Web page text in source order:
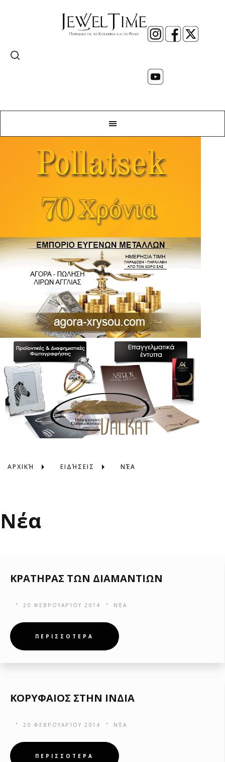
ΑΡΧΙΚΉ ΕΙΔΉΣΕΙΣ ΝΈΑ
Νέα
ΚΡΑΤΗΡΑΣ ΤΩΝ ΔΙΑΜΑΝΤΙΩΝ
20 ΦΕΒΡΟΥΑΡΊΟΥ 2014 ΝΈΑ
ΠΕΡΙΣΣΟΤΕΡΑ
ΚΟΡΥΦΑΙΟΣ ΣΤΗΝ ΙΝΔΙΑ
20 ΦΕΒΡΟΥΑΡΊΟΥ 2014 ΝΈΑ
ΠΕΡΙΣΣΟΤΕΡΑ